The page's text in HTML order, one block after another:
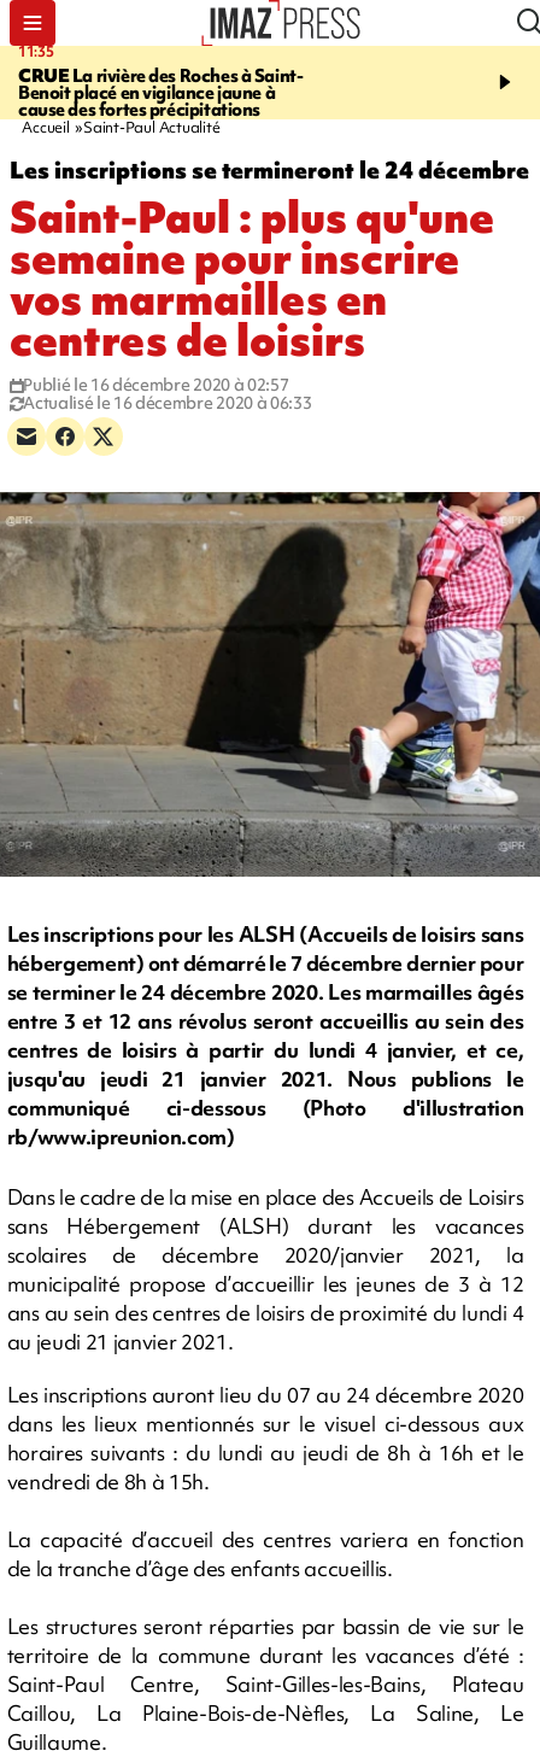
11:35
CRUELa rivière des Roches à Saint-
Benoit placé en vigilance jaune à
cause des fortes précipitations
11:57
Le
Papang a repris du
Accueil Saint-Paul Actualité
Les inscriptions se termineront le 24 décembre
Saint-Paul : plus qu'une
semaine pour inscrire
vos marmailles en
centres de loisirs
Publié le 16 décembre 2020 à 02:57
Actualisé le 16 décembre 2020 à 06:33
Les inscriptions pour les ALSH (Accueils de loisirs sans
hébergement) ont démarré le 7 décembre dernier pour
se terminer le 24 décembre 2020. Les marmailles âgés
entre 3 et 12 ans révolus seront accueillis au sein des
centres de loisirs à partir du lundi 4 janvier, et ce,
jusqu'au jeudi 21 janvier 2021. Nous publions le
communiqué ci-dessous (Photo d'illustration
rb/www.ipreunion.com)
Dans le cadre de la mise en place des Accueils de Loisirs
sans Hébergement (ALSH) durant les vacances
scolaires de décembre 2020/janvier 2021, la
municipalité propose d’accueillir les jeunes de 3 à 12
ans au sein des centres de loisirs de proximité du lundi 4
au jeudi 21 janvier 2021.
Les inscriptions auront lieu du 07 au 24 décembre 2020
dans les lieux mentionnés sur le visuel ci-dessous aux
horaires suivants : du lundi au jeudi de 8h à 16h et le
vendredi de 8h à 15h.
La capacité d’accueil des centres variera en fonction
de la tranche d’âge des enfants accueillis.
Les structures seront réparties par bassin de vie sur le
territoire de la commune durant les vacances d’été :
Saint-Paul Centre, Saint-Gilles-les-Bains, Plateau
Caillou, La Plaine-Bois-de-Nèfles, La Saline, Le
Guillaume.